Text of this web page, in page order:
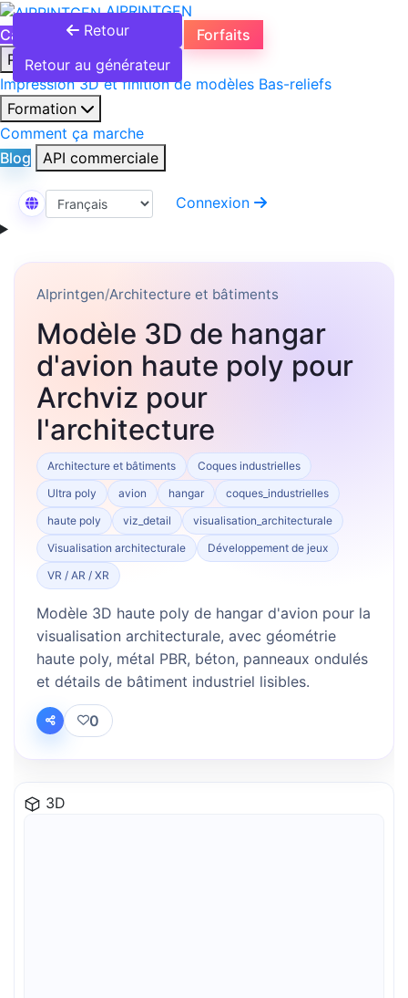
AIPRINTGEN
Catalogue de modèles 3D
Forfaits
Produits
Impression 3D et finition de modèles Bas-reliefs
Formation
Comment ça marche
Blog
API commerciale
Sélectionner la langue
Connexion
Retour
Retour au générateur
AIprintgen/Architecture et bâtiments
Modèle 3D de hangar
d'avion haute poly pour
Archviz pour
l'architecture
Architecture et bâtiments
Coques industrielles
Ultra poly
avion hangar
coques_industrielles
haute poly
viz_detail
visualisation_architecturale
Visualisation architecturale
Développement de jeux
VR / AR / XR
Modèle 3D haute poly de hangar d'avion pour la
visualisation architecturale, avec géométrie
haute poly, métal PBR, béton, panneaux ondulés
et détails de bâtiment industriel lisibles.
0
3D